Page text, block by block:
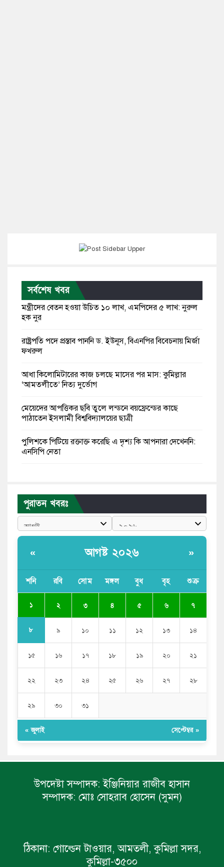
সর্বশেষ খবর
মন্ত্রীদের বেতন হওয়া উচিত ১০ লাখ, এমপিদের ৫ লাখ: নুরুল
হক নুর
রাষ্ট্রপতি পদে প্রস্তাব পাননি ড. ইউনূস, বিএনপির বিবেচনায় মির্জা
ফখরুল
আধা কিলোমিটারের কাজ চলছে মাসের পর মাস: কুমিল্লার
‘আমতলীতে’ নিত্য দুর্ভোগ
মেয়েদের আপত্তিকর ছবি তুলে লন্ডনে বয়ফ্রেন্ডের কাছে
পাঠাতেন ইসলামী বিশ্ববিদ্যালয়ের ছাত্রী
পুলিশকে পিটিয়ে রক্তাক্ত করেছি এ দৃশ্য কি আপনারা দেখেননি:
এনসিপি নেতা
বাংলাদেশী কর্মীদের আকামা নিয়ে বড় সুখবর দিলো সৌদি
সরকার
ভারতের পূর্ব সীমান্তে এখন ‘আরেকটি পাকিস্তান’ গড়ে উঠেছে:
যে ডকুমেন্টারিতে আবু সাঈদের ছবি নেই, সেটা কোনো
পুরাতন খবরঃ
« আগষ্ট ২০২৬ »
শনি রবি সোম মঙ্গল বুধ বৃহ শুক্র
১ ২ ৩ ৪ ৫ ৬ ৭
৮ ৯ ১০ ১১ ১২ ১৩ ১৪
১৫ ১৬ ১৭ ১৮ ১৯ ২০ ২১
২২ ২৩ ২৪ ২৫ ২৬ ২৭ ২৮
২৯ ৩০ ৩১
« জুলাই সেপ্টেম্বর »
উপদেষ্টা সম্পাদক: ইঞ্জিনিয়ার রাজীব হাসান
সম্পাদক: মোঃ সোহরাব হোসেন (সুমন)
ঠিকানা: গোল্ডেন টাওয়ার, আমতলী, কুমিল্লা সদর,
কুমিল্লা-৩৫০০